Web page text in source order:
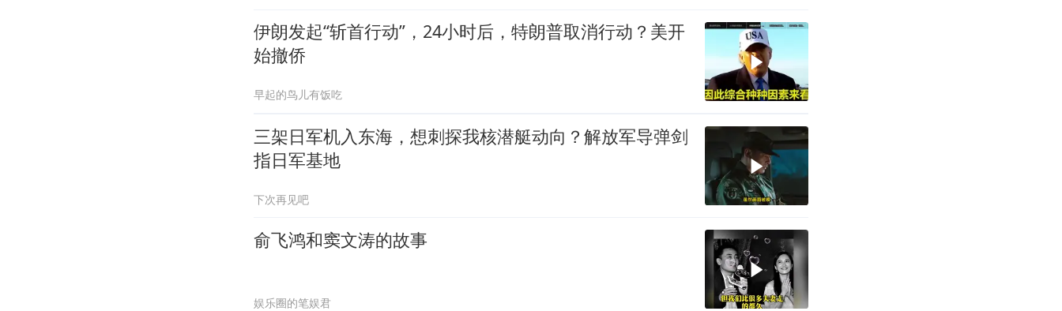
伊朗发起“斩首行动”，24小时后，特朗普取消行动？美开
始撤侨
早起的鸟儿有饭吃
三架日军机入东海，想刺探我核潜艇动向？解放军导弹剑
指日军基地
下次再见吧
俞飞鸿和窦文涛的故事
娱乐圈的笔娱君